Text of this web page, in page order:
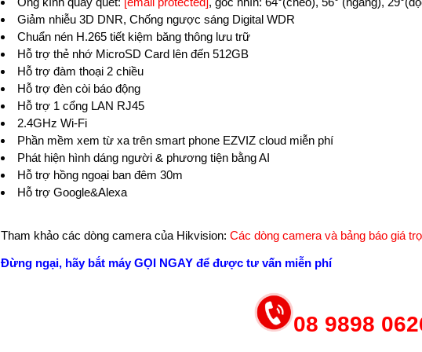
Giảm nhiễu 3D DNR, Chống ngược sáng Digital WDR
Chuẩn nén H.265 tiết kiệm băng thông lưu trữ
Hỗ trợ thẻ nhớ MicroSD Card lên đến 512GB
Hỗ trợ đàm thoại 2 chiều
Hỗ trợ đèn còi báo động
Hỗ trợ 1 cổng LAN RJ45
2.4GHz Wi-Fi
Phần mềm xem từ xa trên smart phone EZVIZ cloud miễn phí
Phát hiện hình dáng người & phương tiện bằng AI
Hỗ trợ hồng ngoại ban đêm 30m
Hỗ trợ Google&Alexa
Tham khảo các dòng camera của Hikvision: Các dòng camera và bảng báo giá
Đừng ngại, hãy bắt máy GỌI NGAY để được tư vấn miễn phí
08 9898